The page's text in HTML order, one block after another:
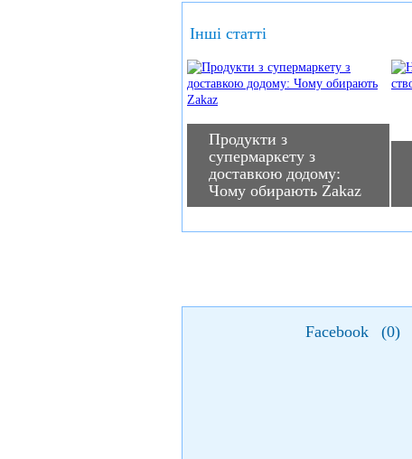
Інші статті
Продукти з
супермаркету з
доставкою додому:
Чому обирають Zakaz
Facebook (0)